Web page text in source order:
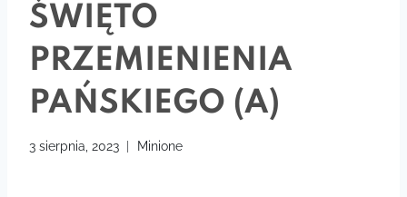
ŚWIĘTO
PRZEMIENIENIA
PAŃSKIEGO (A)
3 sierpnia, 2023 Minione